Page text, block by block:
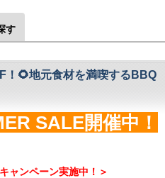
す
！🌻地元食材を満喫するBBQ
SALE開催中！
ャンペーン実施中！＞